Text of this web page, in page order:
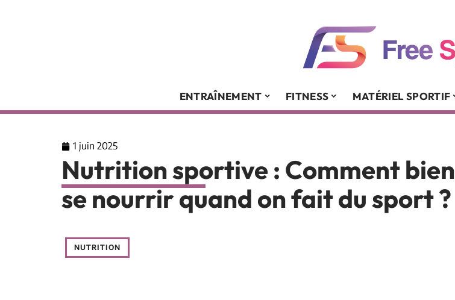
ENTRAÎNEMENT FITNESS MATÉRIEL SPORTIF
1 juin 2025
Nutrition sportive : Comment bien
se nourrir quand on fait du sport ?
NUTRITION